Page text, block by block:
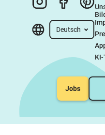
Deutsch
Jobs